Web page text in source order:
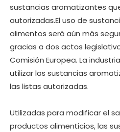
sustancias aromatizantes
autorizadas.El uso de
alimentos será aún más
gracias a dos actos
Comisión Europea. La
utilizar las sustancias
las listas autorizadas.
Utilizadas para modificar el
productos alimenticios, las